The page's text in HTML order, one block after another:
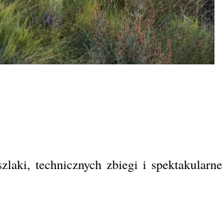
technicznych zbiegi i spektakularne